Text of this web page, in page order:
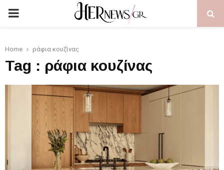
PRIMARY
Home ράφια κουζίνας
Tag : ράφια κουζίνας